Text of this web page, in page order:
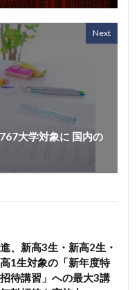
Next
大学対象に 国内の
、新高3生・新高2生・
1生対象の「新年度特
待講習」への最大3講